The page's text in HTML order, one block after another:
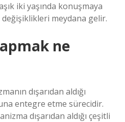
iki yaşında konuşmaya
değişiklikleri meydana gelir.
ne
dışarıdan aldığı
entegre etme sürecidir.
dışarıdan aldığı çeşitli